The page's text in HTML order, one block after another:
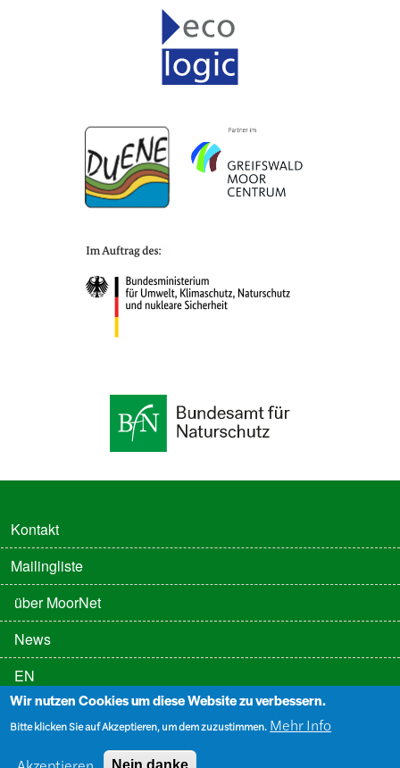
Kontakt
Mailingliste
FUSSZEILE 2
über MoorNet
News
EN
FUSSZEILE 3
Datenschutz
Wir nutzen Cookies um diese Website zu verbessern.
Bitte klicken Sie auf Akzeptieren, um dem zuzustimmen. Mehr Info
Nein danke